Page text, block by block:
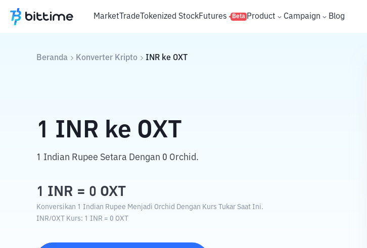
MarketTradeTokenized StockFutures Beta Product Campaign Blog
Beranda Konverter Kripto INR ke OXT
1 INR ke OXT
1 Indian Rupee Setara Dengan 0 Orchid.
1 INR = 0 OXT
Konversikan 1 Indian Rupee Menjadi Orchid Dengan Kurs Tukar Saat Ini.
INR/OXT Kurs: 1 INR = 0 OXT